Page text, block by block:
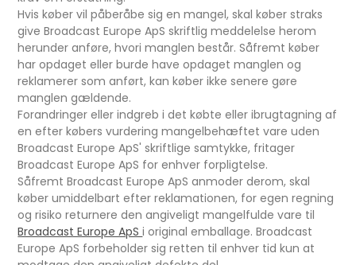
Hvis køber vil påberåbe sig en mangel, skal køber straks
give Broadcast Europe ApS skriftlig meddelelse herom
herunder anføre, hvori manglen består. Såfremt køber
har opdaget eller burde have opdaget manglen og
reklamerer som anført, kan køber ikke senere gøre
manglen gældende.
Forandringer eller indgreb i det købte eller ibrugtagning af
en efter købers vurdering mangelbehæftet vare uden
Broadcast Europe ApS' skriftlige samtykke, fritager
Broadcast Europe ApS for enhver forpligtelse.
Såfremt Broadcast Europe ApS anmoder derom, skal
køber umiddelbart efter reklamationen, for egen regning
og risiko returnere den angiveligt mangelfulde vare til
Broadcast Europe ApSi original emballage. Broadcast
Europe ApS forbeholder sig retten til enhver tid kun at